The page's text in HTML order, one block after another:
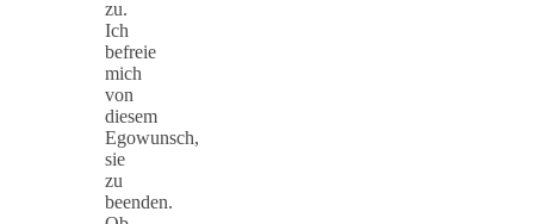
zu.
Ich
befreie
mich
von
diesem
Egowunsch,
sie
zu
beenden.